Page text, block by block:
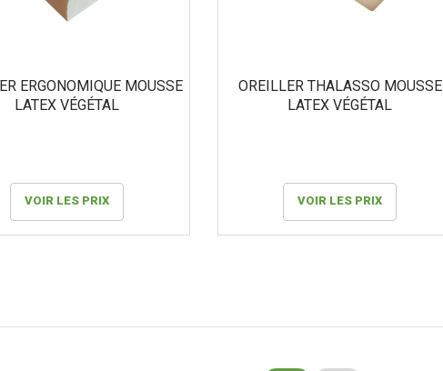
ERGONOMIQUE MOUSSE
LATEX VÉGÉTAL
VOIR LES PRIX
OREILLER THALASSO MOUSSE
LATEX VÉGÉTAL
VOIR LES PRIX